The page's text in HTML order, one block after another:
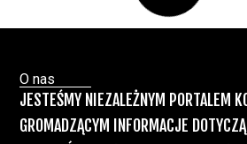
Paweł "Teone" Leśniański
Recepty na medyczną
Ministerstwo Zdrowia